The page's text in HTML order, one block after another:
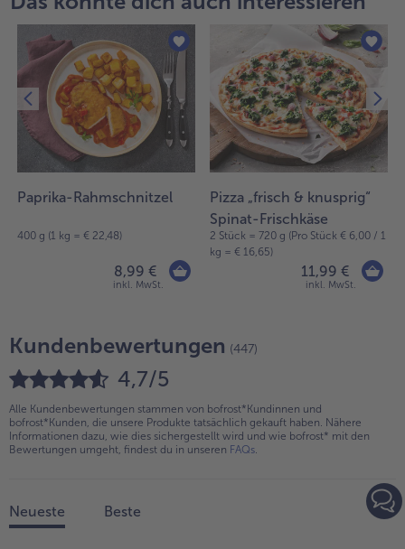
Paprika-Rahmschnitzel
400 g (1 kg = € 22,48)
8,99 €
inkl. MwSt.
Pizza „frisch & knusprig“
Spinat-Frischkäse
2 Stück = 720 g (Pro Stück € 6,00 / 1
kg = € 16,65)
11,99 €
inkl. MwSt.
Kundenbewertungen (447)
4,7/5
Alle Kundenbewertungen stammen von bofrost*Kundinnen und
bofrost*Kunden, die unsere Produkte tatsächlich gekauft haben. Nähere
Informationen dazu, wie dies sichergestellt wird und wie bofrost* mit den
Bewertungen umgeht, findest du in unseren FAQs.
Neueste Beste